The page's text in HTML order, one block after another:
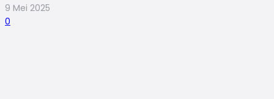
9 Mei 2025
0